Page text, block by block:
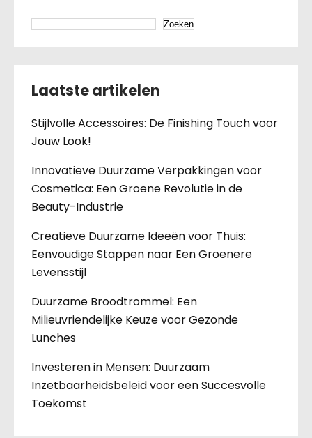
Zoeken
Laatste artikelen
Stijlvolle Accessoires: De Finishing Touch voor
Jouw Look!
Innovatieve Duurzame Verpakkingen voor
Cosmetica: Een Groene Revolutie in de
Beauty-Industrie
Creatieve Duurzame Ideeën voor Thuis:
Eenvoudige Stappen naar Een Groenere
Levensstijl
Duurzame Broodtrommel: Een
Milieuvriendelijke Keuze voor Gezonde
Lunches
Investeren in Mensen: Duurzaam
Inzetbaarheidsbeleid voor een Succesvolle
Toekomst